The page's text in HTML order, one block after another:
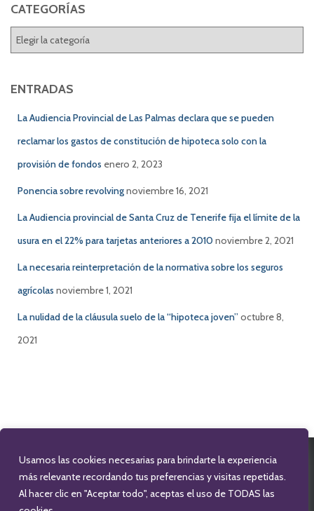
Usamos las cookies necesarias para brindarte la experiencia
más relevante recordando tus preferencias y visitas repetidas.
Al hacer clic en "Aceptar todo", aceptas el uso de TODAS las
r
:
CATEGORÍAS
G
ENTRADAS
La Audiencia Provincial de Las Palmas declara que se pueden
reclamar los gastos de constitución de hipoteca solo con la
provisión de fondos enero 2, 2023
Ponencia sobre revolvingnoviembre 16, 2021
La Audiencia provincial de Santa Cruz de Tenerife fija el límite de la
usura en el 22% para tarjetas anteriores a 2010 noviembre 2, 2021
La necesaria reinterpretación de la normativa sobre los seguros
agrícolas noviembre 1, 2021
La nulidad de la cláusula suelo de la “hipoteca joven”octubre 8,
2021
FACEBOOKTWITTERLINKEDIN